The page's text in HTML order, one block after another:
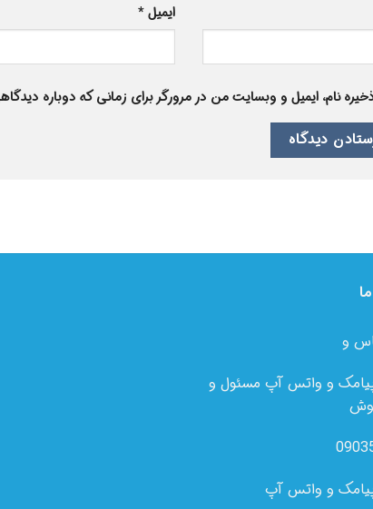
ایمیل*
نام، ایمیل و وبسایت من در مرورگر برای زمانی که دوباره
و
پیامک و واتس آپ مسئول و
پیامک و واتس آپ